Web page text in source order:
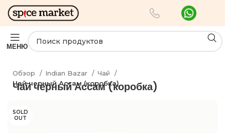
МЕНЮ
Обзор Indian Bazar
Чай
Чай черный Ассам (коробка)
Чай черный Ассам (коробка)
SOLD
OUT